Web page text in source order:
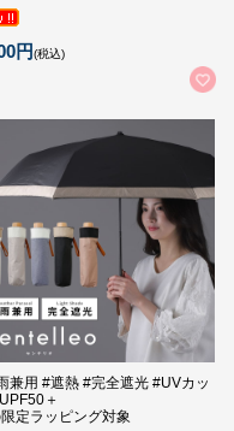
円(税込)
兼用 #遮熱 #完全遮光 #UVカッ
＋
定ラッピング対象